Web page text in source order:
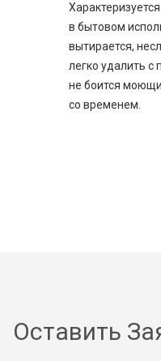
в бытовом
вытирается,
легко удалить
не боится
со временем.
Оставить